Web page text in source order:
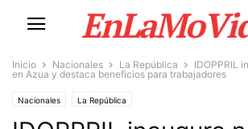
Inicio Nacionales La República
IDOPPRIL
en Azua y destaca beneficios para trabajadores
Nacionales La República